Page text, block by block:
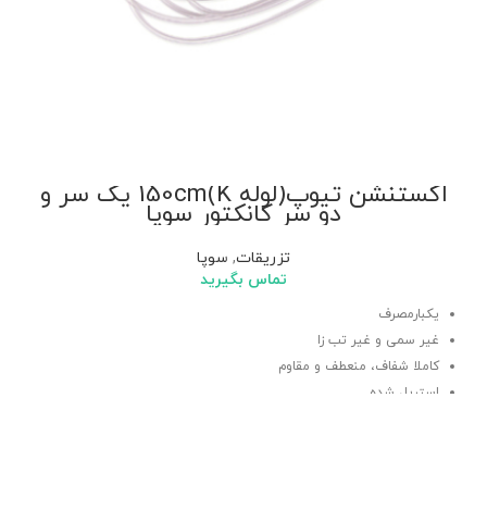
اکستنشن تیوپ(لوله K)150cm یک سر و
دو سر کانکتور سوپا
تزریقات, سوپا
تماس بگیرید
یکبارمصرف
غیر سمی و غیر تب‌ زا
کاملا شفاف، منعطف و مقاوم
استریل شده